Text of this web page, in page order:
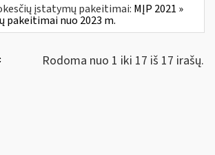
įstatymų pakeitimai: MĮP 2021 »
pakeitimai nuo 2023 m.
Rodoma nuo 1 iki 17 iš 17 irašų.